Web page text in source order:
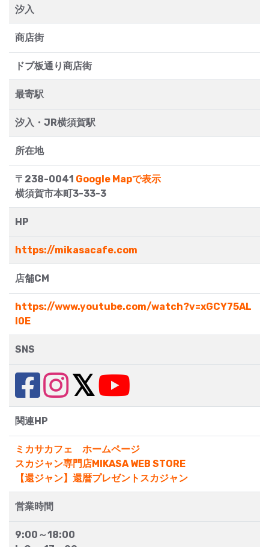
汐入
商店街
ドブ板通り商店街
最寄駅
汐入・JR横須賀駅
所在地
〒238-0041 Google Mapで表示
横須賀市本町3-33-3
HP
https://mikasacafe.com
店舗CM
https://www.youtube.com/watch?v=xGCY75AL
I0E
SNS
関連HP
ミカサカフェ ホームページ
スカジャン専門店MIKASA WEB STORE
【還ジャン】還暦プレゼントスカジャン
営業時間
9:00～18:00